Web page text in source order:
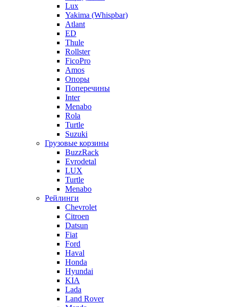
Lux
Yakima (Whispbar)
Atlant
ED
Thule
Rollster
FicoPro
Amos
Опоры
Поперечины
Inter
Menabo
Rola
Turtle
Suzuki
Грузовые корзины
BuzzRack
Evrodetal
LUX
Turtle
Menabo
Рейлинги
Chevrolet
Citroen
Datsun
Fiat
Ford
Haval
Honda
Hyundai
KIA
Lada
Land Rover